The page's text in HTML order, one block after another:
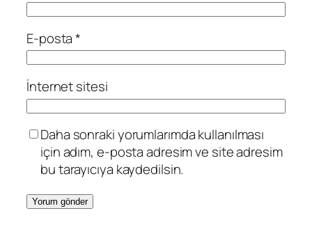
E-posta*
İnternet sitesi
Daha sonraki yorumlarımda kullanılması
için adım, e-posta adresim ve site adresim
bu tarayıcıya kaydedilsin.